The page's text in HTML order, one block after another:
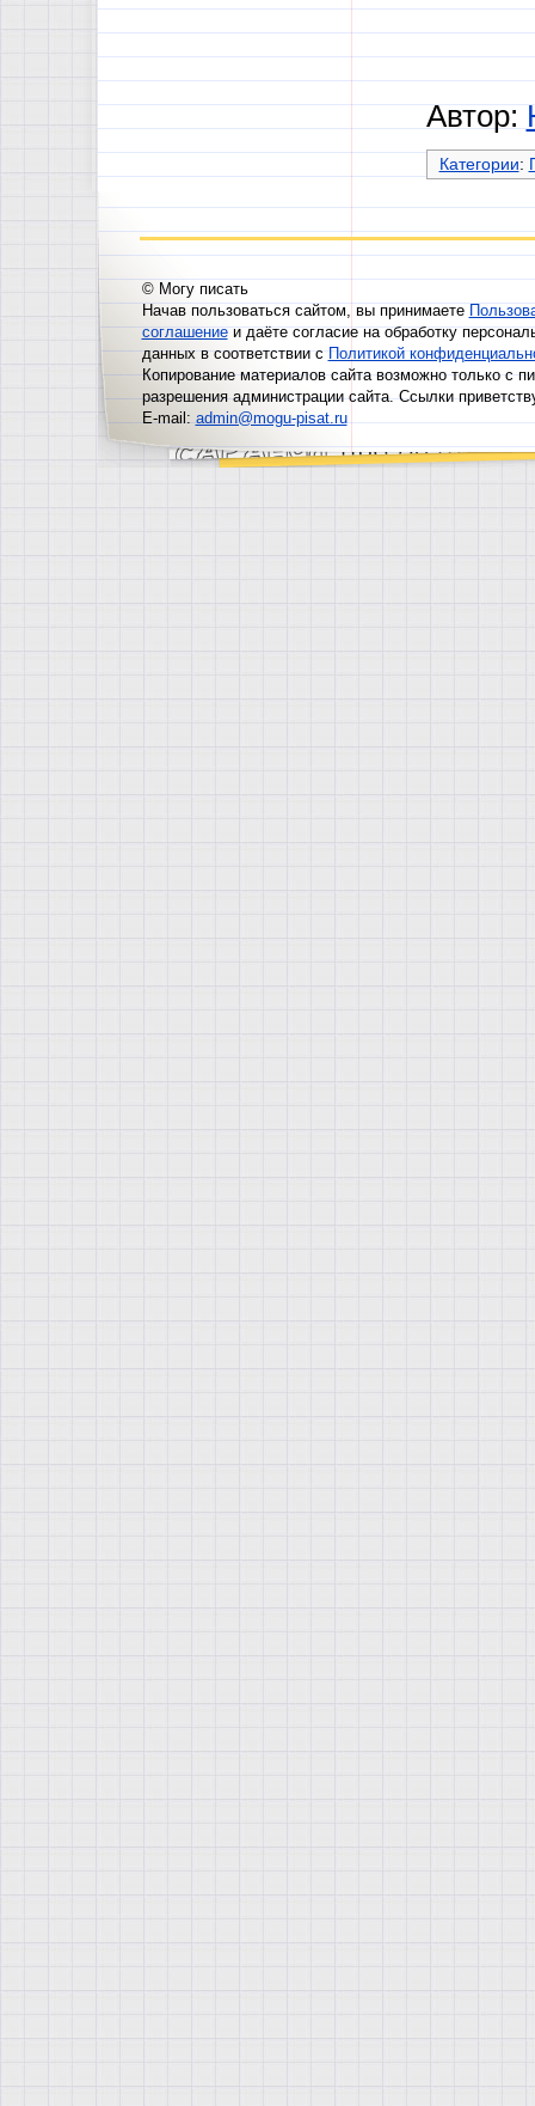
Автор:
Категории:
© Могу писать
Начав пользоваться сайтом, вы принимаете
соглашениеи даёте согласие на обработку
данных в соответствии сПолитикой
Копирование материалов сайта возможно только с
разрешения администрации сайта. Ссылки
E-mail:admin@mogu-pisat.ru